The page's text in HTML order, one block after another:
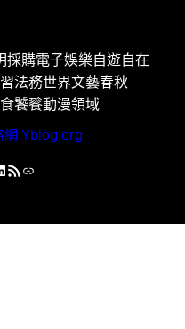
採購電子娛樂自遊自在
法務世界文藝春秋
饕餮動漫領域
網 Yblog.org
RSS 資訊提供連結